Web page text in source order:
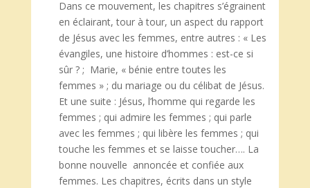
Dans ce mouvement, les chapitres s’égrainent
en éclairant, tour à tour, un aspect du rapport
de Jésus avec les femmes, entre autres : « Les
évangiles, une histoire d’hommes : est-ce si
sûr ? ; Marie, « bénie entre toutes les
femmes » ; du mariage ou du célibat de Jésus.
Et une suite : Jésus, l’homme qui regarde les
femmes ; qui admire les femmes ; qui parle
avec les femmes ; qui libère les femmes ; qui
touche les femmes et se laisse toucher…. La
bonne nouvelle annoncée et confiée aux
femmes. Les chapitres, écrits dans un style